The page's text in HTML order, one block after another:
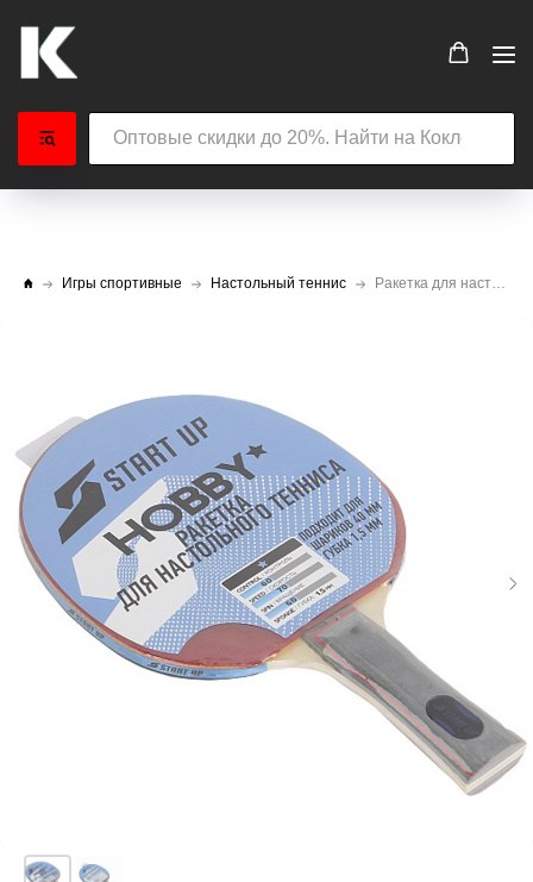
Игры спортивные Настольный теннис